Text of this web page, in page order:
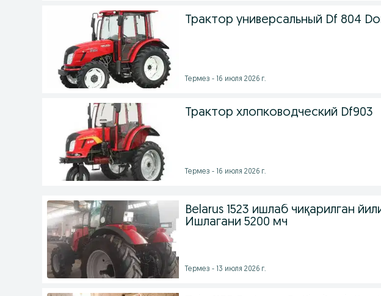
Трактор универсальный Df 804
Термез - 16 июля 2026 г.
Трактор хлопководческий Df903
Термез - 16 июля 2026 г.
Belarus 1523 ишлаб чиқарилган
Ишлагани 5200 мч
Термез - 13 июля 2026 г.